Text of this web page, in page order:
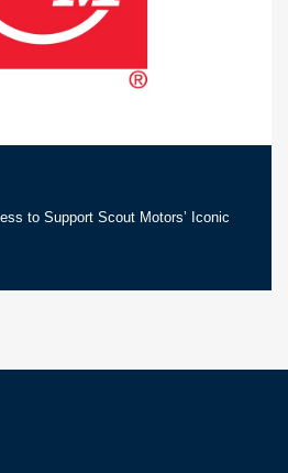
to Support Scout Motors’ Iconic